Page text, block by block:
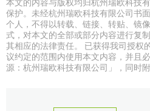
本文的内容与版权均归杭州瑞欧科技
保护。未经杭州瑞欧科技有限公司书
个人，不得以转载、链接、转贴、镜
式，对本文的全部或部分内容进行复
其相应的法律责任。 已获得我司授权
议约定的范围内使用本文内容，并且
源：杭州瑞欧科技有限公司」，同时